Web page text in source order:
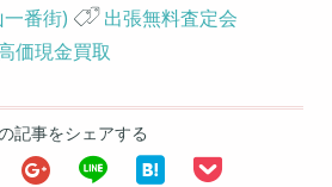
番街)
出張無料査定会
価現金買取
記事をシェアする
   